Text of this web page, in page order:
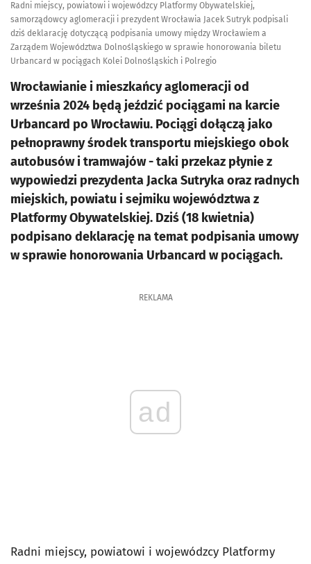
Radni miejscy, powiatowi i wojewódzcy Platformy Obywatelskiej,
samorządowcy aglomeracji i prezydent Wrocławia Jacek Sutryk podpisali
dziś deklarację dotyczącą podpisania umowy między Wrocławiem a
Zarządem Województwa Dolnośląskiego w sprawie honorowania biletu
Urbancard w pociągach Kolei Dolnośląskich i Polregio
Wrocławianie i mieszkańcy aglomeracji od
września 2024 będą jeździć pociągami na karcie
Urbancard po Wrocławiu. Pociągi dołączą jako
pełnoprawny środek transportu miejskiego obok
autobusów i tramwajów - taki przekaz płynie z
wypowiedzi prezydenta Jacka Sutryka oraz radnych
miejskich, powiatu i sejmiku województwa z
Platformy Obywatelskiej. Dziś (18 kwietnia)
podpisano deklarację na temat podpisania umowy
w sprawie honorowania Urbancard w pociągach.
REKLAMA
ad
Radni miejscy, powiatowi i wojewódzcy Platformy